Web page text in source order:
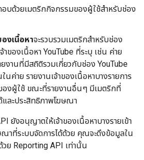
อบด้วยเมตริกกิจกรรมของผู้ใช้สำหรับช่อง
งเนื้อหาจะรวบรวมเมตริกสำหรับช่อง
ของเนื้อหา YouTube ที่ระบุ เช่น ค่าย
ยงานที่มีสถิติรวมเกี่ยวกับช่อง YouTube
ค่าย รายงานเจ้าของเนื้อหาบางรายการ
องผู้ใช้ ขณะที่รายงานอื่นๆ มีเมตริกที่
และประสิทธิภาพโฆษณา
ยังอนุญาตให้เจ้าของเนื้อหาบางรายเข้า
ณาที่ระบบจัดการได้ด้วย คุณจะดึงข้อมูลใน
วย Reporting API เท่านั้น